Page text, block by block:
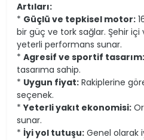
Artıları:
* Güçlü ve tepkisel motor:
bir güç ve tork sağlar. Şehir içi
yeterli performans sunar.
* Agresif ve sportif tasarım:
tasarıma sahip.
* Uygun fiyat: Rakiplerine
seçenek.
*Yeterli yakıt ekonomisi:
sunar.
* İyi yol tutuşu: Genel olarak